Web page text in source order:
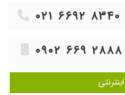
۱۳۹۸/۰۷/۱۷
۱۴۰۴/۰۸/۰۷
الان 8 ماه از دستگاه کمک تنفسی
بهتر شدن
۰۲۱ ۶۶۹۲ ۸۳۴۰
۰۹۰۲ ۶۶۹ ۲۸۸۸